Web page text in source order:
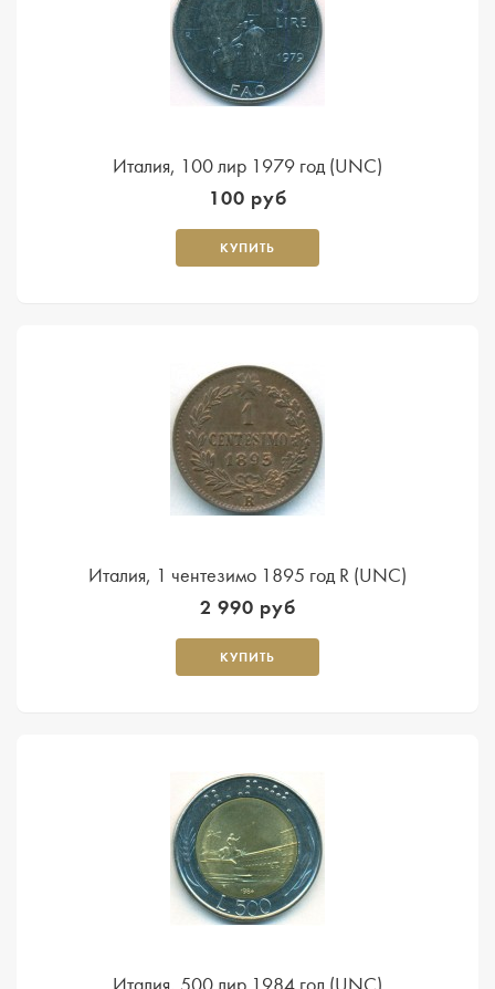
Италия, 100 лир 1979 год (UNC)
100 руб
КУПИТЬ
Италия, 1 чентезимо 1895 год R (UNC)
2 990 руб
КУПИТЬ